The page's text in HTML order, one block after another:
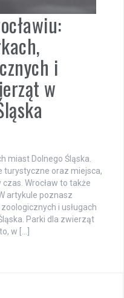
i
w
miast Dolnego Śląska.
turystyczne oraz miejsca,
Wrocław to także
artykule poznasz
i usługach
Parki dla zwierząt
w […]